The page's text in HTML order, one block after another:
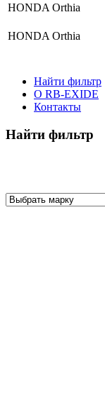
HONDA Orthia
HONDA Orthia
Найти фильтр
О RB-EXIDE
Контакты
Найти фильтр